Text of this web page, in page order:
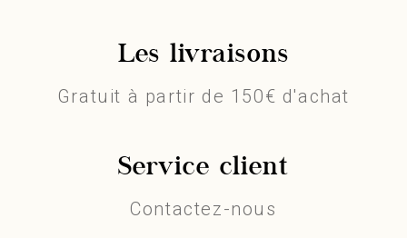
Les livraisons
Gratuit à partir de 150€ d'achat
Service client
Contactez-nous